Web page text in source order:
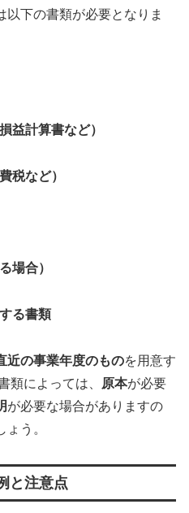
以下の書類が必要となりま
益計算書など）
税など）
場合）
る書類
近の事業年度のものを用意す
類によっては、
原本が必要
が必要な場合がありますの
う。
と注意点